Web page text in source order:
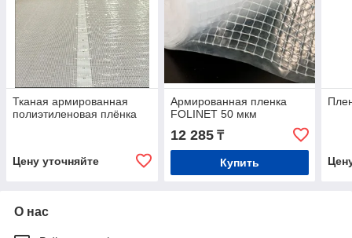
Тканая армированная
полиэтиленовая плёнка
Цену уточняйте
Армированная пленка
FOLINET 50 мкм
12 285₸
Купить
О нас